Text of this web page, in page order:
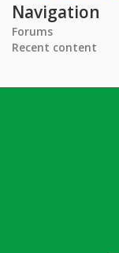
Navigation
Forums
Recent content